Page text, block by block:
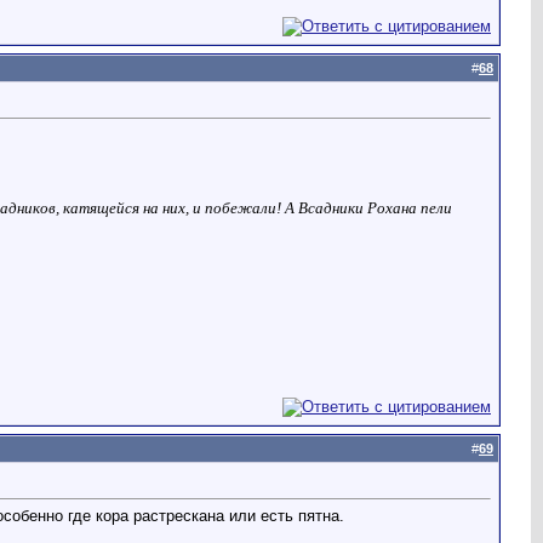
#68
катящейся на них, и побежали! А Всадники Рохана пели
#69
где кора растрескана или есть пятна.